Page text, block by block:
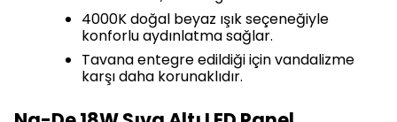
4000K doğal beyaz ışık seçeneğiyle
konforlu aydınlatma sağlar.
Tavana entegre edildiği için vandalizme
karşı daha korunaklıdır.